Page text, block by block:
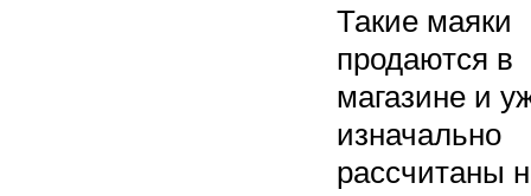
Такие маяки
продаются в
магазине и
изначально
рассчитаны